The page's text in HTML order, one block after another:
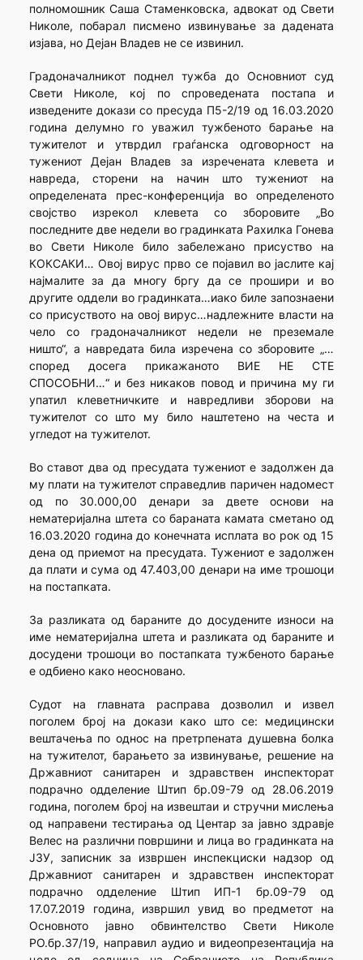
полномошник Саша Стаменковска, адвокат од Свети
Николе, побарал писмено извинување за дадената
изјава, но Дејан Владев не се извинил.
Градоначалникот поднел тужба до Основниот суд
Свети Николе, кој по спроведената постапа и
изведените докази со пресуда П5-2/19 од 16.03.2020
година делумно го уважил тужбеното барање на
тужителот и утврдил граѓанска одговорност на
тужениот Дејан Владев за изречената клевета и
навреда, сторени на начин што тужениот на
определената прес-конференција во определеното
својство изрекол клевета со зборовите „Во
последните две недели во градинката Рахилка Гонева
во Свети Николе било забележано присуство на
КОКСАКИ… Овој вирус прво се појавил во јаслите кај
најмалите за да многу бргу да се прошири и во
другите оддели во градинката…иако биле запознаени
со присуството на овој вирус…надлежните власти на
чело со градоначалникот недели не преземале
ништо“, а навредата била изречена со зборовите „…
според досега прикажаното ВИЕ НЕ СТЕ
СПОСОБНИ…“ и без никаков повод и причина му ги
упатил клеветничките и навредливи зборови на
тужителот со што му било наштетено на честа и
угледот на тужителот.
Во ставот два од пресудата тужениот е задолжен да
му плати на тужителот справедлив паричен надомест
од по 30.000,00 денари за двете основи на
нематеријална штета со бараната камата сметано од
16.03.2020 година до конечната исплата во рок од 15
дена од приемот на пресудата. Тужениот е задолжен
да плати и сума од 47.403,00 денари на име трошоци
на постапката.
За разликата од бараните до досудените износи на
име нематеријална штета и разликата од бараните и
досудени трошоци во постапката тужбеното барање
е одбиено како неосновано.
Судот на главната расправа дозволил и извел
поголем број на докази како што се: медицински
вештачења по однос на претрпената душевна болка
на тужителот, барањето за извинување, решение на
Државниот санитарен и здравствен инспекторат
подрачно одделение Штип бр.09-79 од 28.06.2019
година, поголем број на извештаи и стручни мислења
од направени тестирања од Центар за јавно здравје
Велес на различни површини и лица во градинката на
ЈЗУ, записник за извршен инспекциски надзор од
Државниот санитарен и здравствен инспекторат
подрачно одделение Штип ИП-1 бр.09-79 од
17.07.2019 година, извршил увид во предметот на
Основното јавно обвинтелство Свети Николе
РО.бр.37/19, направил аудио и видеопрезентација на